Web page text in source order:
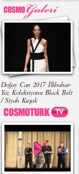
Doğay Can 2017 İlkbahar-
Yaz Koleksiyonu Black Belt
/ Siyah Kuşak